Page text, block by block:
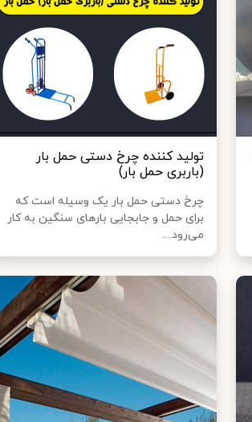
تولید کننده چرخ دستی حمل بار
(باربری حمل بار)
چرخ دستی حمل بار یک وسیله است که
برای حمل و جابجایی بارهای سنگین به کار
می‌رود....